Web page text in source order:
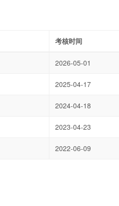
考核时间
2026-05-01
2025-04-17
2024-04-18
2023-04-23
2022-06-09